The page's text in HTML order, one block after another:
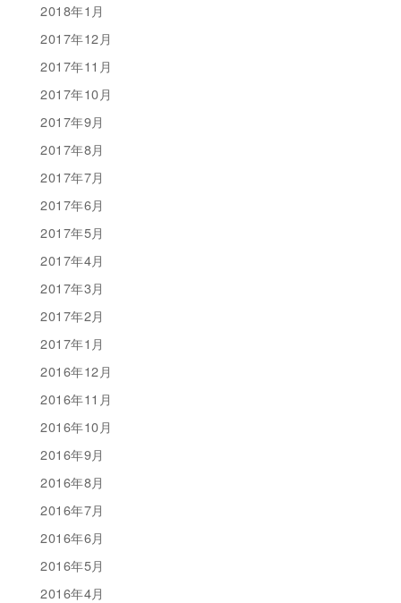
2018年1月
2017年12月
2017年11月
2017年10月
2017年9月
2017年8月
2017年7月
2017年6月
2017年5月
2017年4月
2017年3月
2017年2月
2017年1月
2016年12月
2016年11月
2016年10月
2016年9月
2016年8月
2016年7月
2016年6月
2016年5月
2016年4月